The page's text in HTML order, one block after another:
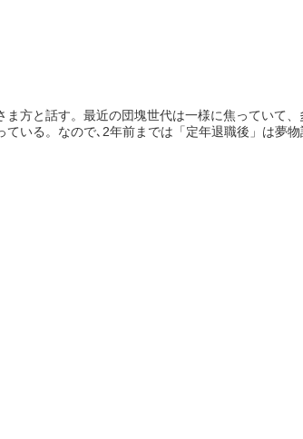
ま方と話す。最近の団塊世代は一様に焦っていて
ている。なので､2年前までは「定年退職後」は夢物